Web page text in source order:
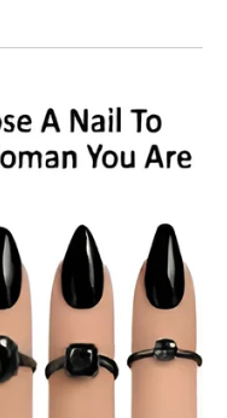
posla,
odnos.
novog poglavlja.